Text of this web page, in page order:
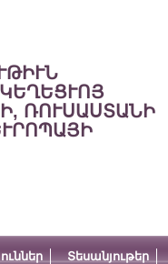
ՌՈՒՍԱՍՏԱՆԻ
Տեսանյութեր